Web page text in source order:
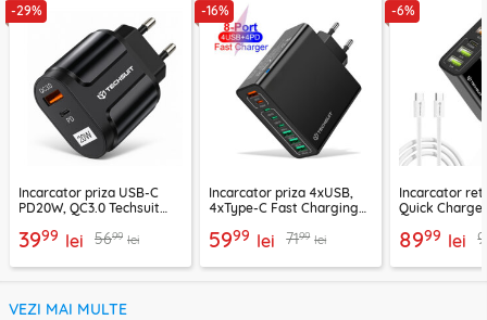
-29%
Incarcator priza USB-C
PD20W, QC3.0 Techsuit
CHPD038
3999 lei 5699 lei
-16%
Incarcator priza 4xUSB,
4xType-C Fast Charging
negru, CHPD224
5999 lei 7199 lei
-6%
Incarcator
Quick Charge
CHC2
8999 lei
VEZI MAI MULTE